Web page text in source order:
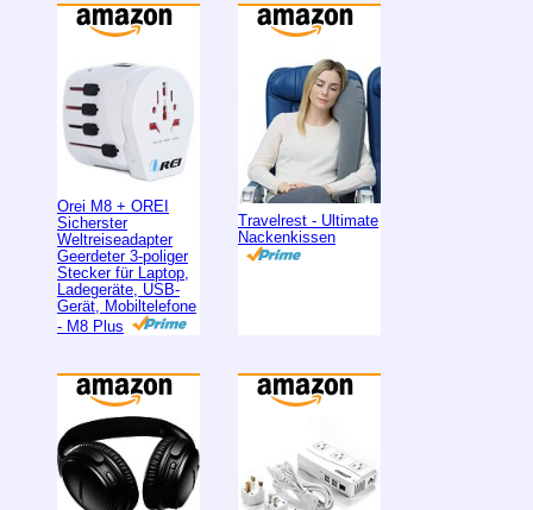
Orei M8 + OREI
Sicherster
Weltreiseadapter
Geerdeter 3-poliger
Stecker für Laptop,
Ladegeräte, USB-
Gerät, Mobiltelefone
- M8 Plus
Travelrest - Ultimate
Nackenkissen